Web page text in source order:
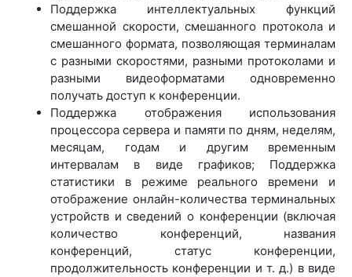
Поддержка интеллектуальных функций
смешанной скорости, смешанного протокола и
смешанного формата, позволяющая терминалам
с разными скоростями, разными протоколами и
разными видеоформатами одновременно
получать доступ к конференции.
Поддержка отображения использования
процессора сервера и памяти по дням, неделям,
месяцам, годам и другим временным
интервалам в виде графиков; Поддержка
статистики в режиме реального времени и
отображение онлайн-количества терминальных
устройств и сведений о конференции (включая
количество конференций, названия
конференций, статус конференции,
продолжительность конференции и т. д.) в виде